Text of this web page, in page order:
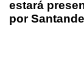
estará
por